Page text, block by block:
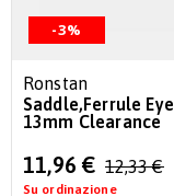
-3%
Ronstan
Saddle,Ferrule Eye
13mm Clearance
Special
Price
11,96 € 12,33 €
Su ordinazione